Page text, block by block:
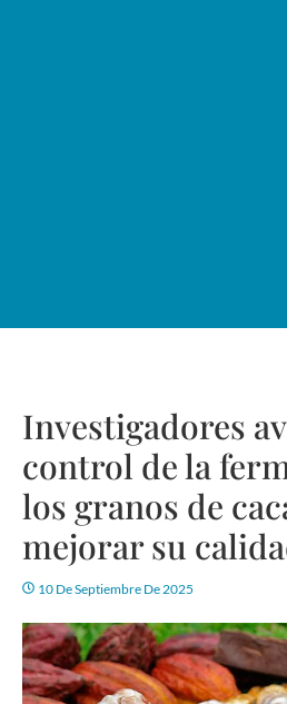
Investigadores
control de la
los granos de
mejorar su
10 De Septiembre De 2025